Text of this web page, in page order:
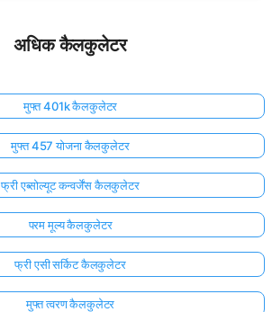
अधिक कैलकुलेटर
मुफ्त 401k कैलकुलेटर
मुफ्त 457 योजना कैलकुलेटर
फ्री एब्सोल्यूट कन्वर्जेंस कैलकुलेटर
परम मूल्य कैलकुलेटर
फ्री एसी सर्किट कैलकुलेटर
मुफ्त त्वरण कैलकुलेटर